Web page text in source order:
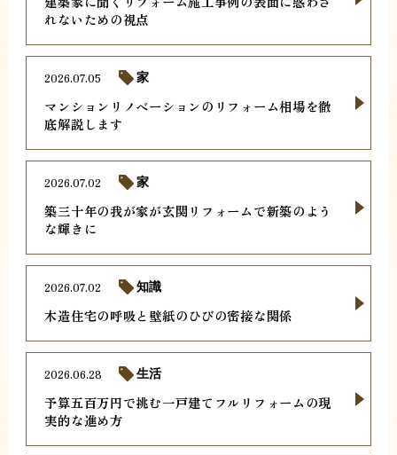
れないための視点
マンションリノベーションのリフォーム相場を徹
底解説します
2026.07.05 家
築三十年の我が家が玄関リフォームで新築のよう
な輝きに
2026.07.02 家
木造住宅の呼吸と壁紙のひびの密接な関係
2026.07.02 知識
予算五百万円で挑む一戸建てフルリフォームの現
実的な進め方
2026.06.28 生活